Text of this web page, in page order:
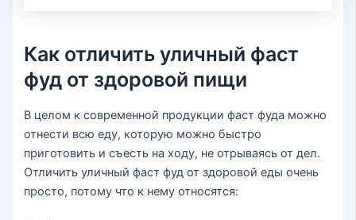
Как отличить уличный фаст
фуд от здоровой пищи
В целом к современной продукции фаст фуда можно
отнести всю еду, которую можно быстро
приготовить и съесть на ходу, не отрываясь от дел.
Отличить уличный фаст фуд от здоровой еды очень
просто, потому что к нему относятся: